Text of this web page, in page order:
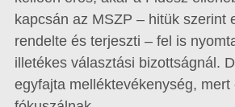
kapcsán az MSZP – hitük szerint
rendelte és terjeszti – fel is
illetékes választási bizottságnál.
egyfajta melléktevékenység,